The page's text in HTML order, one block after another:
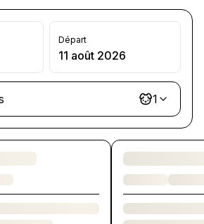
Départ
11 août 2026
1
et des formules…